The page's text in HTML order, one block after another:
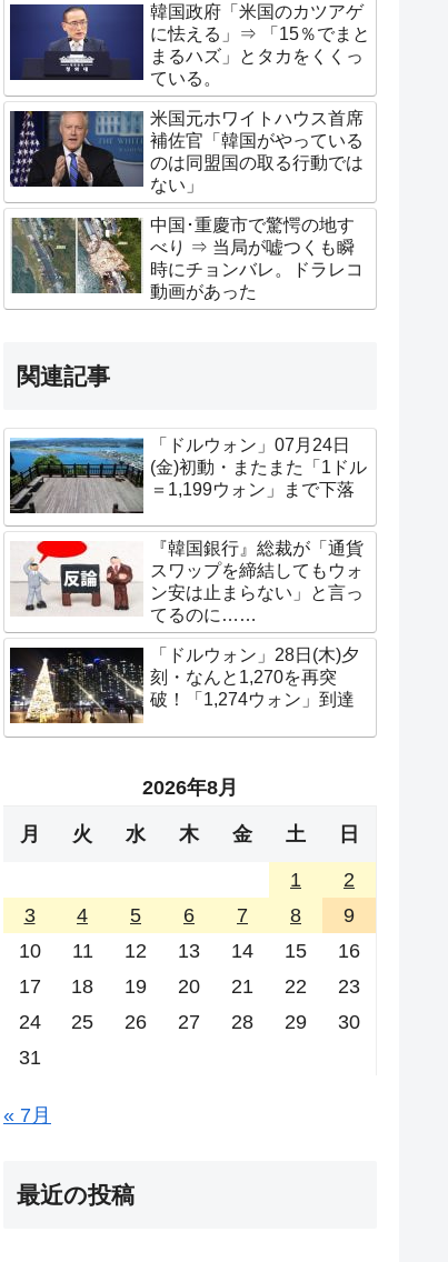
韓国政府「米国のカツアゲ
に怯える」⇒ 「15％でまと
まるハズ」とタカをくくっ
ている。
米国元ホワイトハウス首席
補佐官「韓国がやっている
のは同盟国の取る行動では
ない」
中国･重慶市で驚愕の地す
べり ⇒ 当局が嘘つくも瞬
時にチョンバレ。ドラレコ
動画があった
関連記事
「ドルウォン」07月24日
(金)初動・またまた「1ドル
＝1,199ウォン」まで下落
『韓国銀行』総裁が「通貨
スワップを締結してもウォ
ン安は止まらない」と言っ
てるのに……
「ドルウォン」28日(木)夕
刻・なんと1,270を再突
破！「1,274ウォン」到達
2026年8月
月 火 水 木 金 土 日
1
2
3
4 5 6 7 8
9
10
11 12 13 14 15
16
17
18 19 20 21 22
23
24
25 26 27 28 29
30
31
« 7月
最近の投稿